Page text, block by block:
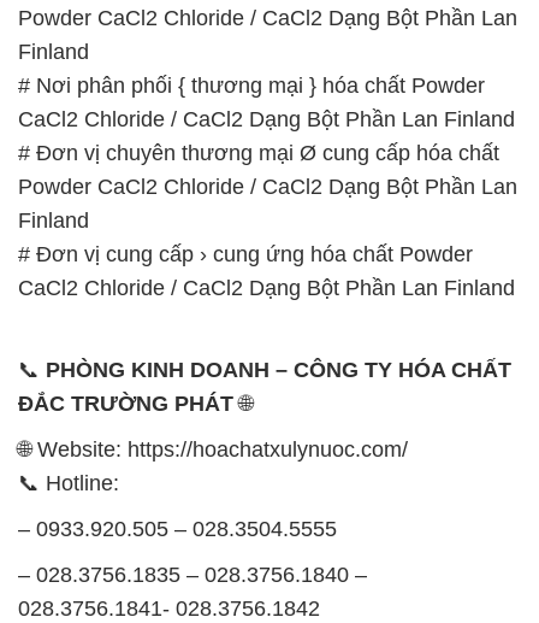
Powder CaCl2 Chloride / CaCl2 Dạng Bột Phần Lan
Finland
# Nơi phân phối { thương mại } hóa chất Powder
CaCl2 Chloride / CaCl2 Dạng Bột Phần Lan Finland
# Đơn vị chuyên thương mại Ø cung cấp hóa chất
Powder CaCl2 Chloride / CaCl2 Dạng Bột Phần Lan
Finland
# Đơn vị cung cấp › cung ứng hóa chất Powder
CaCl2 Chloride / CaCl2 Dạng Bột Phần Lan Finland
📞 PHÒNG KINH DOANH – CÔNG TY HÓA CHẤT
ĐẮC TRƯỜNG PHÁT🌐
🌐 Website: https://hoachatxulynuoc.com/
📞 Hotline:
– 0933.920.505 – 028.3504.5555
– 028.3756.1835 – 028.3756.1840 –
028.3756.1841- 028.3756.1842